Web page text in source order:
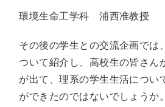
環境生命工学科 浦西准教授
その後の学生との交流企画では
ついて紹介し、高校生の皆さん
が出て、理系の学生生活につい
ができたのではないでしょうか。